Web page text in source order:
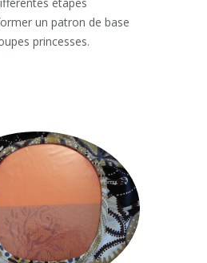
un patron de base
princesses.